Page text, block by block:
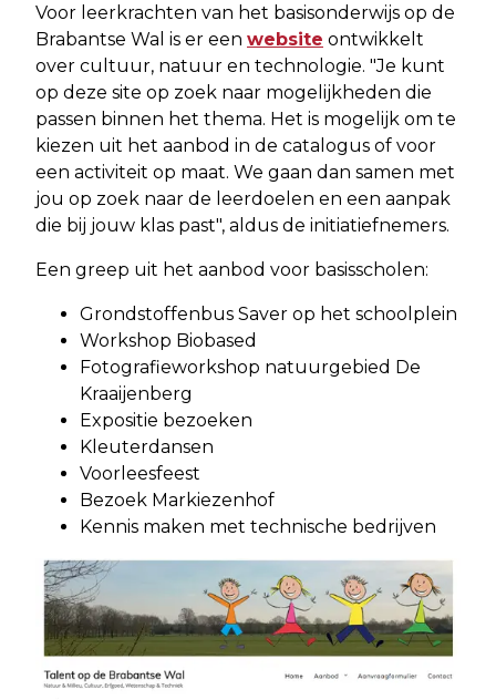
Voor leerkrachten van het basisonderwijs op de
Brabantse Wal is er een website ontwikkelt
over cultuur, natuur en technologie. "Je kunt
op deze site op zoek naar mogelijkheden die
passen binnen het thema. Het is mogelijk om te
kiezen uit het aanbod in de catalogus of voor
een activiteit op maat. We gaan dan samen met
jou op zoek naar de leerdoelen en een aanpak
die bij jouw klas past", aldus de initiatiefnemers.
Een greep uit het aanbod voor basisscholen:
Grondstoffenbus Saver op het schoolplein
Workshop Biobased
Fotografieworkshop natuurgebied De
Kraaijenberg
Expositie bezoeken
Kleuterdansen
Voorleesfeest
Bezoek Markiezenhof
Kennis maken met technische bedrijven